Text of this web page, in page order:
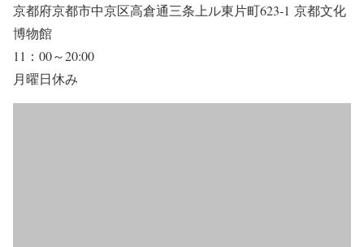
京都府京都市中京区高倉通三条上ル東片町623-1 京都文化
博物館
11：00～20:00
月曜日休み